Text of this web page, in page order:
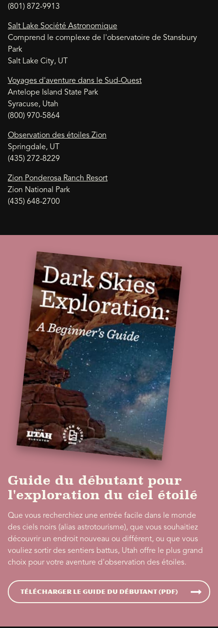
(801) 872-9913
Salt Lake Société Astronomique
Comprend le complexe de l'observatoire de Stansbury
Park
Salt Lake City, UT
Voyages d'aventure dans le Sud-Ouest
Antelope Island State Park
Syracuse, Utah
(800) 970-5864
Observation des étoiles Zion
Springdale, UT
(435) 272-8229
Zion Ponderosa Ranch Resort
Zion National Park
(435) 648-2700
Guide du débutant pour
l'exploration du ciel étoilé
Que vous recherchiez une entrée facile dans le monde
des ciels noirs (alias astrotourisme), que vous souhaitiez
découvrir un endroit nouveau ou différent, ou que vous
vouliez sortir des sentiers battus, Utah offre le plus grand
choix pour votre aventure d'observation des étoiles.
Télécharger le guide du débutant (PDF)